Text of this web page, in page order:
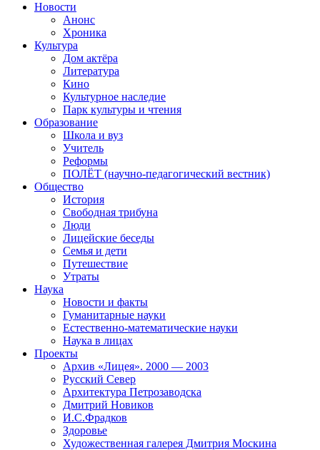
Новости
Анонс
Хроника
Культура
Дом актёра
Литература
Кино
Культурное наследие
Парк культуры и чтения
Образование
Школа и вуз
Учитель
Реформы
ПОЛЁТ (научно-педагогический вестник)
Общество
История
Свободная трибуна
Люди
Лицейские беседы
Семья и дети
Путешествие
Утраты
Наука
Новости и факты
Гуманитарные науки
Естественно-математические науки
Наука в лицах
Проекты
Архив «Лицея». 2000 — 2003
Русский Север
Архитектура Петрозаводска
Дмитрий Новиков
И.С.Фрадков
Здоровье
Художественная галерея Дмитрия Москина